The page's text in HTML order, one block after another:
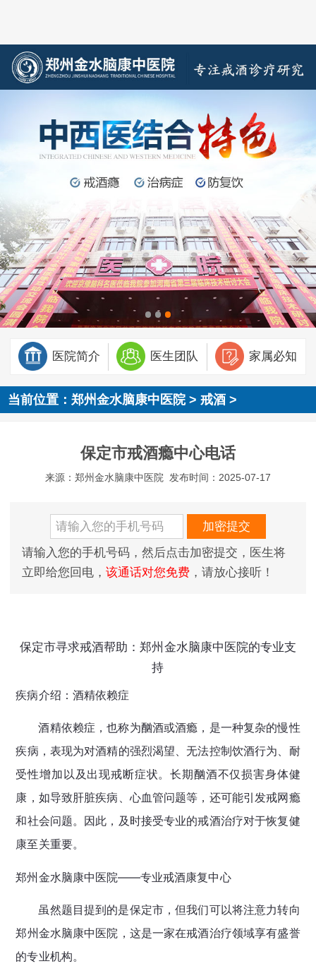
医院简介 医生团队 家属必知
当前位置：郑州金水脑康中医院>戒酒 >
保定市戒酒瘾中心电话
来源：郑州金水脑康中医院 发布时间：2025-07-17
请输入您的手机号码，然后点击加密提交，医生将
立即给您回电， 该通话对您免费，请放心接听！
保定市寻求戒酒帮助：郑州金水脑康中医院的专业支
持
疾病介绍：酒精依赖症
酒精依赖症，也称为酗酒或酒瘾，是一种复杂的慢性
疾病，表现为对酒精的强烈渴望、无法控制饮酒行为、耐
受性增加以及出现戒断症状。长期酗酒不仅损害身体健
康，如导致肝脏疾病、心血管问题等，还可能引发戒网瘾
和社会问题。因此，及时接受专业的戒酒治疗对于恢复健
康至关重要。
郑州金水脑康中医院——专业戒酒康复中心
虽然题目提到的是保定市，但我们可以将注意力转向
郑州金水脑康中医院，这是一家在戒酒治疗领域享有盛誉
的专业机构。